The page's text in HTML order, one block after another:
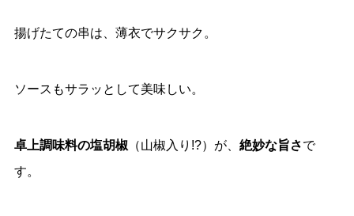
揚げたての串は、薄衣でサクサク。
ソースもサラッとして美味しい。
卓上調味料の塩胡椒（山椒入り!?）が、 絶妙な旨さで
す。